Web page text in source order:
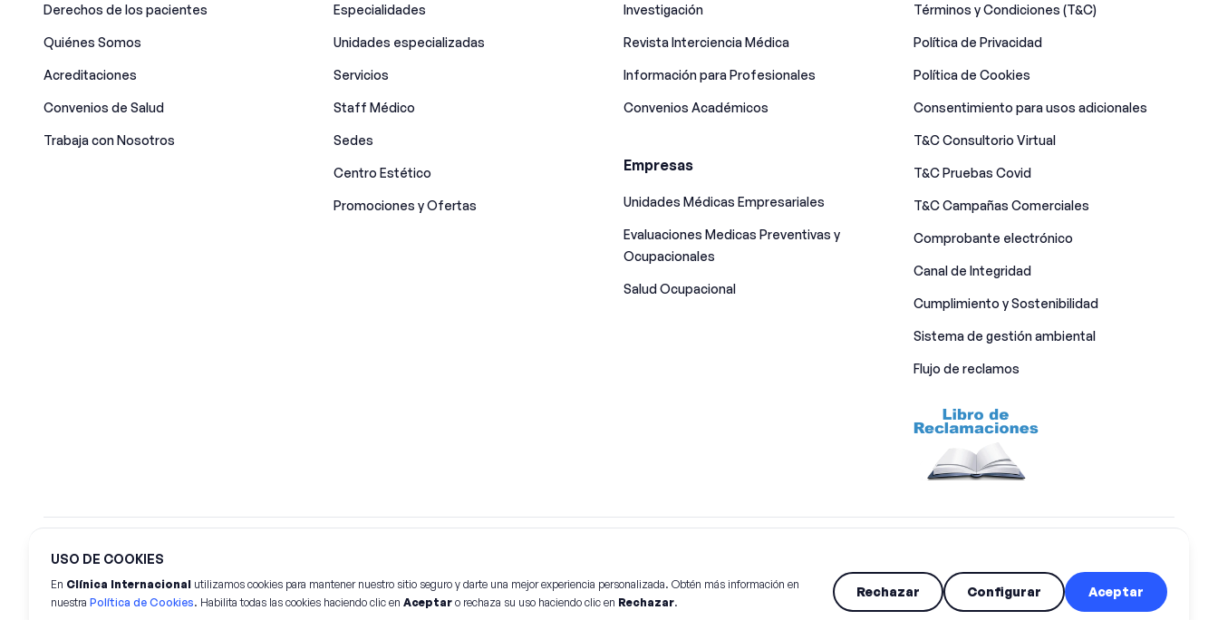
Derechos de los pacientes
Quiénes Somos
Acreditaciones
Convenios de Salud
Trabaja con Nosotros
Especialidades
Unidades especializadas
Servicios
Staff Médico
Sedes
Centro Estético
Promociones y Ofertas
Investigación
Revista Interciencia Médica
Información para Profesionales
Convenios Académicos
Empresas
Unidades Médicas Empresariales
Evaluaciones Medicas Preventivas y
Ocupacionales
Salud Ocupacional
Términos y Condiciones (T&C)
Política de Privacidad
Política de Cookies
Consentimiento para usos adicionales
T&C Consultorio Virtual
T&C Pruebas Covid
T&C Campañas Comerciales
Comprobante electrónico
Canal de Integridad​
Cumplimiento y Sostenibilidad
Sistema de gestión ambiental
Flujo de reclamos
©2026Clínica Internacional.
USO DE COOKIES
En Clínica Internacional utilizamos cookies para mantener nuestro sitio seguro y darte una mejor experiencia personalizada. Obtén más información en
nuestra Política de Cookies. Habilita todas las cookies haciendo clic en Aceptar o rechaza su uso haciendo clic en Rechazar.
Rechazar Configurar Aceptar